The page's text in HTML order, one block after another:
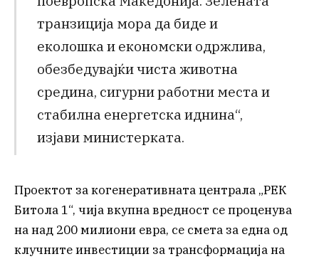
транзиција мора да биде и
еколошка и економски одржлива,
обезбедувајќи чиста животна
средина, сигурни работни места и
стабилна енергетска иднина“,
изјави министерката.
Проектот за когенеративната централа „РЕК
Битола 1“, чија вкупна вредност се проценува
на над 200 милиони евра, се смета за една од
клучните инвестиции за трансформација на